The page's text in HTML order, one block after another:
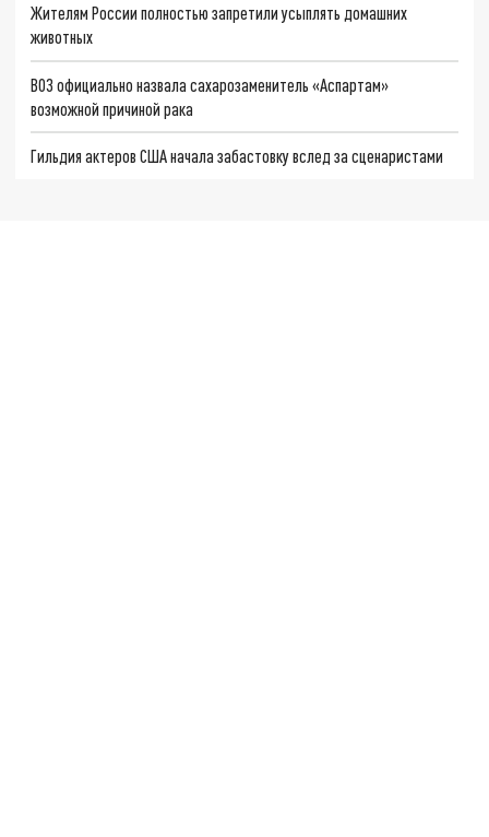
Жителям России полностью запретили усыплять домашних
животных
ВОЗ официально назвала сахарозаменитель «Аспартам»
возможной причиной рака
Гильдия актеров США начала забастовку вслед за сценаристами